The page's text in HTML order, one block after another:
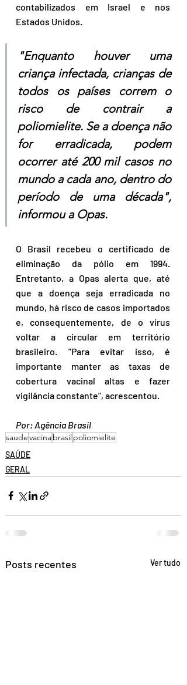
contabilizados em Israel e nos
Estados Unidos.
"Enquanto houver uma
criança infectada, crianças de
todos os países correm o
risco de contrair a
poliomielite. Se a doença não
for erradicada, podem
ocorrer até 200 mil casos no
mundo a cada ano, dentro do
período de uma década",
informou a Opas.
O Brasil recebeu o certificado de
eliminação da pólio em 1994.
Entretanto, a Opas alerta que, até
que a doença seja erradicada no
mundo, há risco de casos importados
e, consequentemente, de o vírus
voltar a circular em território
brasileiro. "Para evitar isso, é
importante manter as taxas de
cobertura vacinal altas e fazer
vigilância constante", acrescentou.
Por: Agência Brasil
saudevacinabrasilpoliomielite
SAÚDE
GERAL
Posts recentes Ver tudo